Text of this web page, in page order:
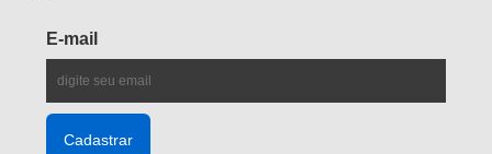
E-mail